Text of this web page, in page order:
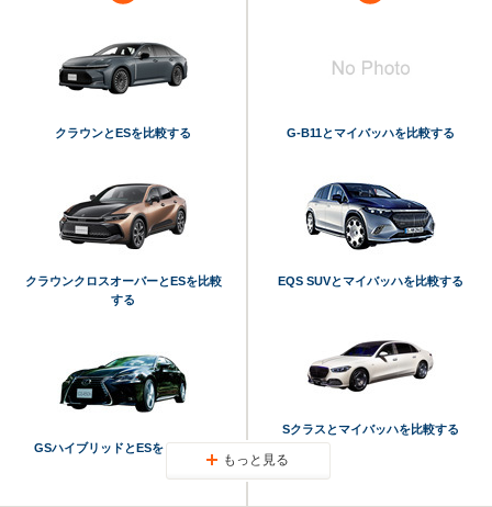
クラウンとESを比較する
クラウンクロスオーバーとESを比較
する
GSハイブリッドとESを比較する
G-B11とマイバッハを比較する
EQS SUVとマイバッハを比較する
Sクラスとマイバッハを比較する
もっと見る